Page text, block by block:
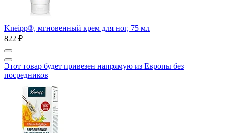
Kneipp®, мгновенный крем для ног, 75 мл
822 ₽
Этот товар будет привезен напрямую из Европы без
посредников